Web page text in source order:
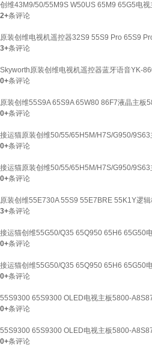
创维43M9/50/55M9S W50US 65M9 65G5电
2+条评论
原装创维电视机遥控器32S9 55S9 Pro 65S9
3+条评论
Skyworth原装创维电视机遥控器蓝牙语音YK-
0+条评论
原装创维55S9A 65S9A 65W80 86F7液晶主板
0+条评论
接运猫原装创维50/55/65H5M/H7S/G950/
0+条评论
接运猫原装创维50/55/65H5M/H7S/G950/
0+条评论
原装创维55E730A 55S9 55E7BRE 55K1Y逻
3+条评论
接运猫创维55G50/Q35 65Q950 65H6 65G50
0+条评论
接运猫创维55G50/Q35 65Q950 65H6 65G50
0+条评论
55S9300 65S9300 OLED电视主板5800-
0+条评论
55S9300 65S9300 OLED电视主板5800-
0+条评论